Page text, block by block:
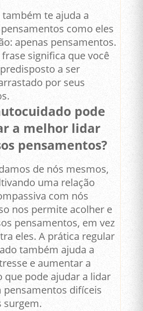
também te ajuda a
como eles
apenas pensamentos.
significa que você
a ser
por seus
pode
a melhor lidar
pensamentos?
de nós mesmos,
uma relação
com nós
nos permite acolher e
pensamentos, em vez
eles. A prática regular
também ajuda a
e aumentar a
que pode ajudar a lidar
difíceis
surgem.